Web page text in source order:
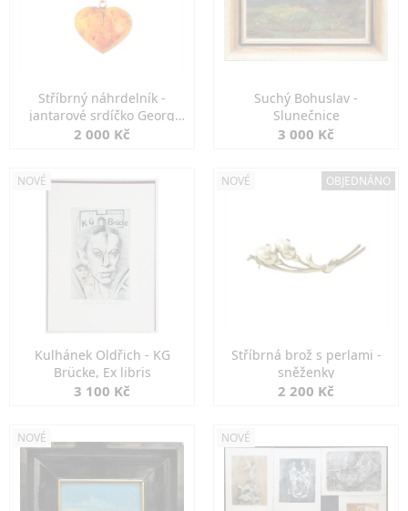
Stříbrný náhrdelník -
jantarové srdíčko Georg
Kramer
2 000 Kč
Suchý Bohuslav -
Slunečnice
3 000 Kč
NOVÉ
Kulhánek Oldřich - KG
Brücke, Ex libris
3 100 Kč
NOVÉ OBJEDNÁNO
Stříbrná brož s perlami -
sněženky
2 200 Kč
NOVÉ NOVÉ